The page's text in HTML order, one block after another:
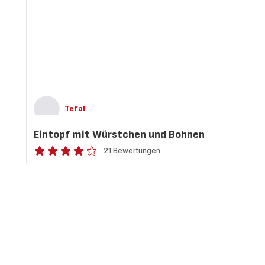
Tefal
Eintopf mit Würstchen und Bohnen
ratings.4.2
21 Bewertungen